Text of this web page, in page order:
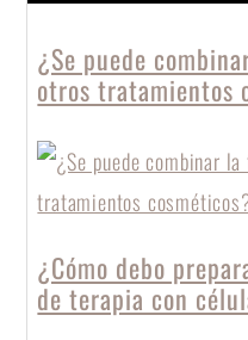
¿Se puede
otros tratamientos
¿Cómo debo
de terapia con